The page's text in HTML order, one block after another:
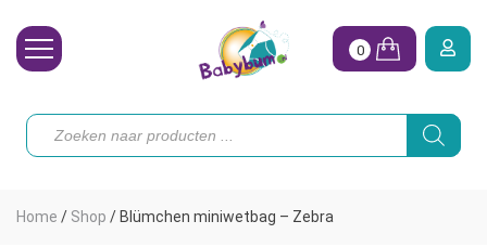
Toebehoren
0
Producten
zoeken
Home / Shop / Blümchen miniwetbag – Zebra